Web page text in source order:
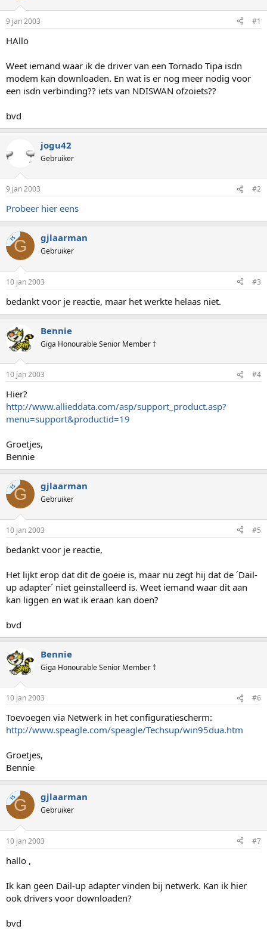
s
t
a
t
e
r
m
9 jan 2003 #1
HAllo
Weet iemand waar ik de driver van een Tornado Tipa isdn
modem kan downloaden. En wat is er nog meer nodig voor
een isdn verbinding?? iets van NDISWAN ofzoiets??
bvd
jogu42
Gebruiker
9 jan 2003 #2
Probeer hier eens
TSG gjlaarman
Gebruiker
10 jan 2003 #3
bedankt voor je reactie, maar het werkte helaas niet.
Bennie
Giga Honourable Senior Member †
10 jan 2003 #4
Hier?
http://www.allieddata.com/asp/support_product.asp?
menu=support&productid=19
Groetjes,
Bennie
TSG gjlaarman
Gebruiker
10 jan 2003 #5
bedankt voor je reactie,
Het lijkt erop dat dit de goeie is, maar nu zegt hij dat de ´Dail-
up adapter´ niet geinstalleerd is. Weet iemand waar dit aan
kan liggen en wat ik eraan kan doen?
bvd
Bennie
Giga Honourable Senior Member †
10 jan 2003 #6
Toevoegen via Netwerk in het configuratiescherm:
http://www.speagle.com/speagle/Techsup/win95dua.htm
Groetjes,
Bennie
TSG gjlaarman
Gebruiker
10 jan 2003 #7
hallo ,
Ik kan geen Dail-up adapter vinden bij netwerk. Kan ik hier
ook drivers voor downloaden?
bvd